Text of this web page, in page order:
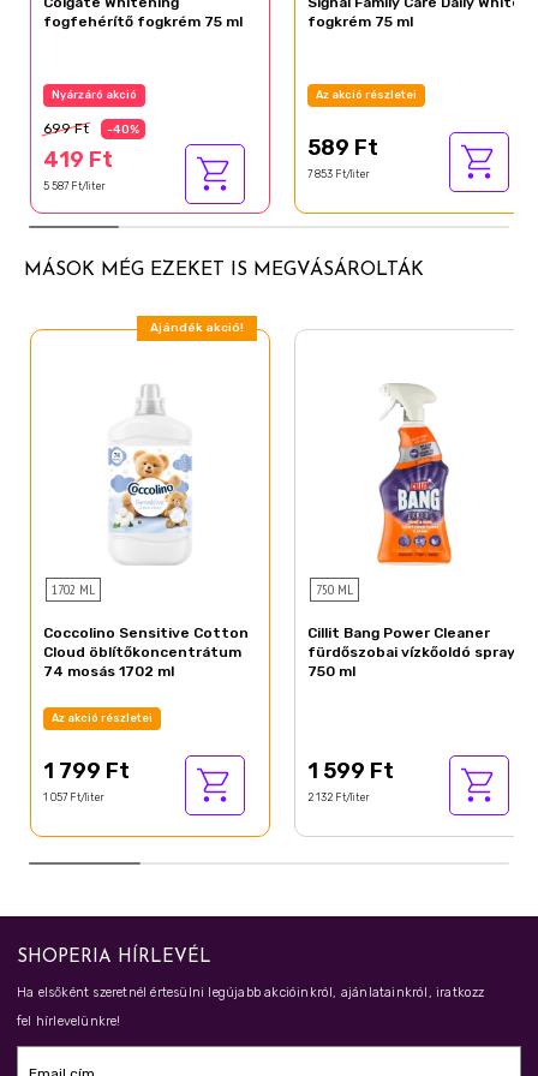
fogfehérítő fogkrém 75 ml
Nyárzáró akció
699 Ft -40%
419 Ft
5 587 Ft/liter
fogkrém 75 ml
Az akció részletei
589 Ft
7 853 Ft/liter
MÁSOK MÉG EZEKET IS MEGVÁSÁROLTÁK
Ajándék akció!
1702 ML
Coccolino Sensitive Cotton
Cloud öblítőkoncentrátum
74 mosás 1702 ml
Az akció részletei
1 799 Ft
1 057 Ft/liter
750 ML
Cillit Bang Power Cleaner
fürdőszobai vízkőoldó spray
750 ml
1 599 Ft
2 132 Ft/liter
SHOPERIA HÍRLEVÉL
Ha elsőként szeretnél értesülni legújabb akcióinkról, ajánlatainkról, iratkozz
fel hírlevelünkre!